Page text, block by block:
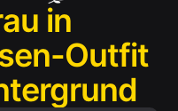
in
Outfit